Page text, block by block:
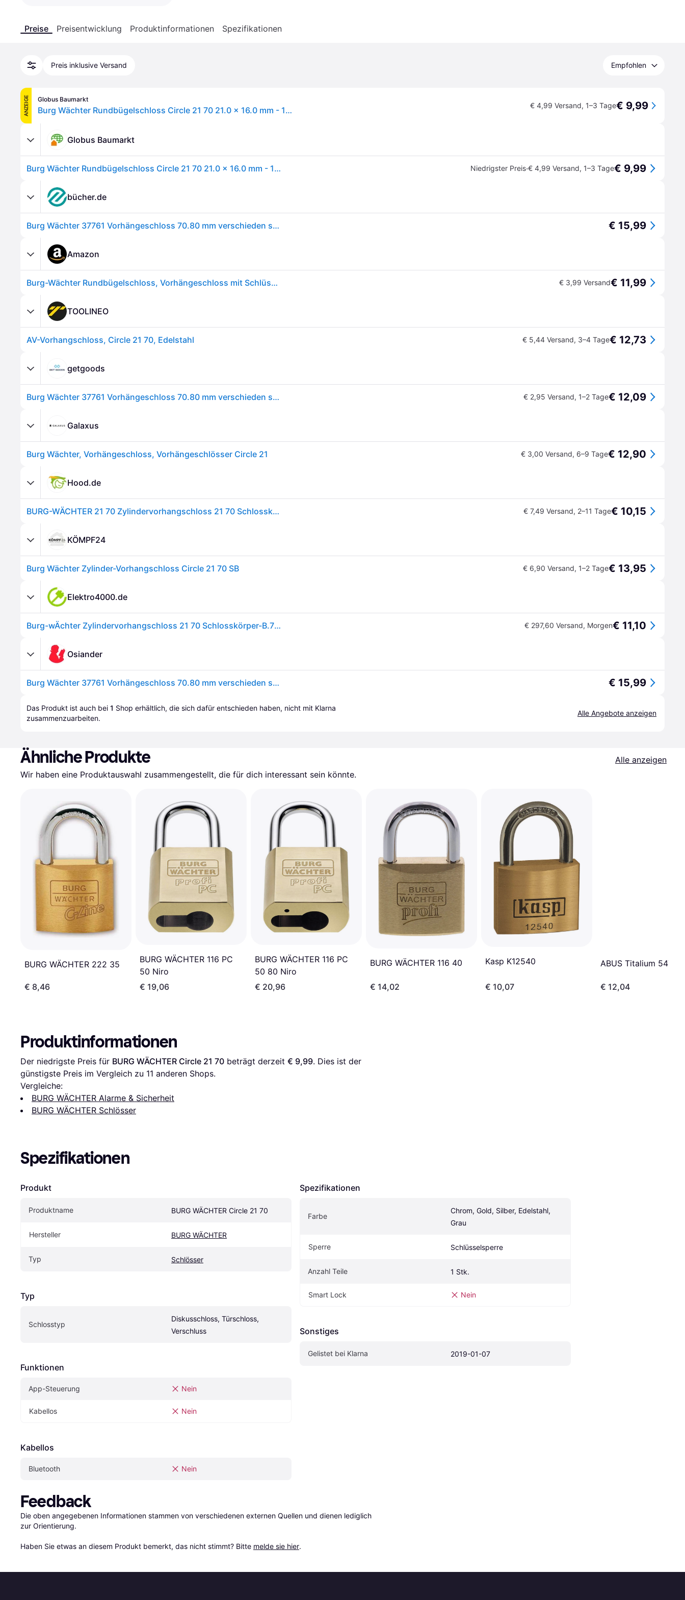
Preise Preisentwicklung Produktinformationen Spezifikationen
Preis inklusive Versand Empfohlen
ANZEIGE Globus Baumarkt
Burg Wächter Rundbügelschloss Circle 21 70 21.0 x 16.0 mm - 1 Stück - Silber € 4,99 Versand, 1–3 Tage€ 9,99
Globus Baumarkt
Burg Wächter Rundbügelschloss Circle 21 70 21.0 x 16.0 mm - 1 Stück - Silber Niedrigster Preis·€ 4,99 Versand, 1–3 Tage€ 9,99
bücher.de
Burg Wächter 37761 Vorhängeschloss 70.80 mm verschieden schließend Edelstahl Schlüsselschloss € 15,99
Amazon
Burg-Wächter Rundbügelschloss, Vorhängeschloss mit Schlüssel, 10 mm Bügelstärke, Edelstahlkorpus, Messingschloss, Kneifschutz, Circle 21 70 SB € 3,99 Versand€ 11,99
TOOLINEO
AV-Vorhangschloss, Circle 21 70, Edelstahl € 5,44 Versand, 3–4 Tage€ 12,73
getgoods
Burg Wächter 37761 Vorhängeschloss 70.80 mm verschieden schließend Edelstahl Schlüsselschloss € 2,95 Versand, 1–2 Tage€ 12,09
Galaxus
Burg Wächter, Vorhängeschloss, Vorhängeschlösser Circle 21 € 3,00 Versand, 6–9 Tage€ 12,90
Hood.de
BURG-WÄCHTER 21 70 Zylindervorhangschloss 21 70 Schlosskörperbreite 70 mm Edelst € 7,49 Versand, 2–11 Tage€ 10,15
KÖMPF24
Burg Wächter Zylinder-Vorhangschloss Circle 21 70 SB € 6,90 Versand, 1–2 Tage€ 13,95
Elektro4000.de
Burg-wÄchter Zylindervorhangschloss 21 70 Schlosskörper-B.70mm VA € 297,60 Versand, Morgen€ 11,10
Osiander
Burg Wächter 37761 Vorhängeschloss 70.80 mm verschieden schließend Edelstahl Schlüsselschloss € 15,99
Das Produkt ist auch bei 1 Shop erhältlich, die sich dafür entschieden haben, nicht mit Klarna
zusammenzuarbeiten.
Alle Angebote anzeigen
Ähnliche Produkte
Alle anzeigen
Wir haben eine Produktauswahl zusammengestellt, die für dich interessant sein könnte.
BURG WÄCHTER 222 35
€ 8,46
BURG WÄCHTER 116 PC
50 Niro
€ 19,06
BURG WÄCHTER 116 PC
50 80 Niro
€ 20,96
BURG WÄCHTER 116 40
€ 14,02
Kasp K12540
€ 10,07
ABUS Titalium 54TI/
€ 12,04
Produktinformationen
Der niedrigste Preis für BURG WÄCHTER Circle 21 70 beträgt derzeit € 9,99. Dies ist der
günstigste Preis im Vergleich zu 11 anderen Shops.
Vergleiche:
BURG WÄCHTER Alarme & Sicherheit
BURG WÄCHTER Schlösser
Spezifikationen
Produkt
Produktname BURG WÄCHTER Circle 21 70
Hersteller BURG WÄCHTER
Typ Schlösser
Typ
Schlosstyp
Diskusschloss, Türschloss,
Verschluss
Funktionen
App-Steuerung Nein
Kabellos Nein
Kabellos
Bluetooth Nein
Spezifikationen
Farbe
Chrom, Gold, Silber, Edelstahl,
Grau
Sperre Schlüsselsperre
Anzahl Teile 1 Stk.
Smart Lock Nein
Sonstiges
Gelistet bei Klarna 2019-01-07
Feedback
Die oben angegebenen Informationen stammen von verschiedenen externen Quellen und dienen lediglich
zur Orientierung.
Haben Sie etwas an diesem Produkt bemerkt, das nicht stimmt? Bitte melde sie hier.